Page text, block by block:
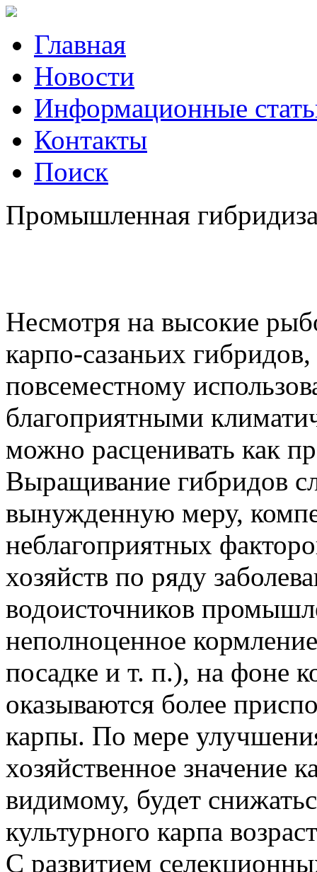
Главная
Новости
Информационные
Контакты
Поиск
Промышленная
Несмотря на высокие
карпо-сазаньих
повсеместному
благоприятными
можно расценивать как
Выращивание гибридов
вынужденную меру,
неблагоприятных
хозяйств по ряду
водоисточников
неполноценное
посадке и т. п.), на фоне
оказываются более
карпы. По мере
хозяйственное значение
видимому, будет
культурного карпа
С развитием